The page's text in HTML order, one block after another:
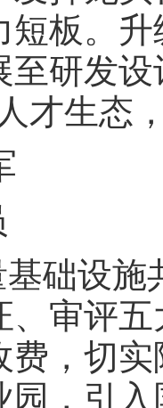
短板。
至研发
才生态
础设施
、审评
费，切
园，引